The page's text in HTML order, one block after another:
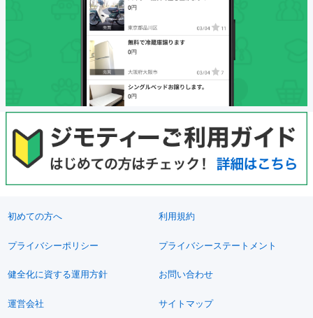
初めての方へ 利用規約
プライバシーポリシー プライバシーステートメント
健全化に資する運用方針 お問い合わせ
運営会社 サイトマップ